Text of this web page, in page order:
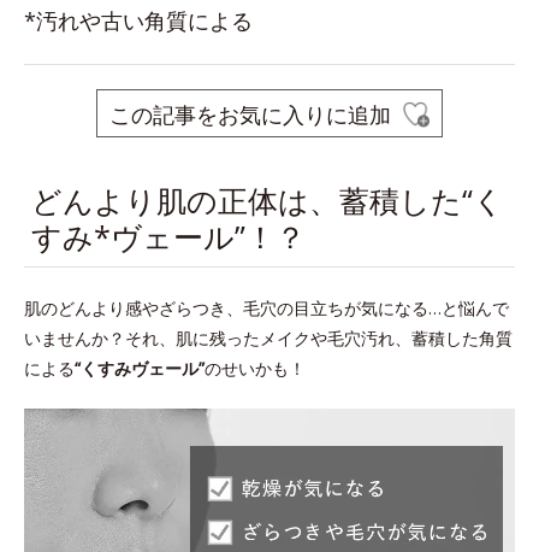
*汚れや古い角質による
この記事をお気に入りに追加
どんより肌の正体は、蓄積した“く
すみ*ヴェール”！？
肌のどんより感やざらつき、毛穴の目立ちが気になる…と悩んで
いませんか？それ、肌に残ったメイクや毛穴汚れ、蓄積した角質
による“くすみヴェール”のせいかも！